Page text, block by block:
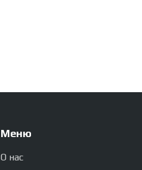
Меню
О нас